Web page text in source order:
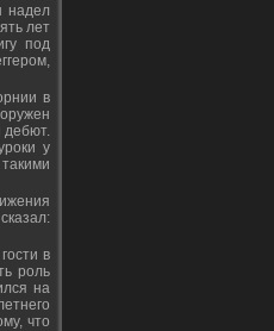
надел
лет
под
в
дебют.
у
в
роль
на
что